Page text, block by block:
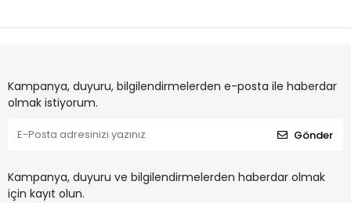
Kampanya, duyuru, bilgilendirmelerden e-posta ile haberdar
olmak istiyorum.
Gönder
Kampanya, duyuru ve bilgilendirmelerden haberdar olmak
için kayıt olun.